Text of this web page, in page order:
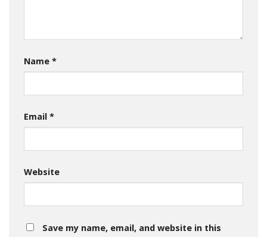
Name *
Email *
Website
Save my name, email, and website in this